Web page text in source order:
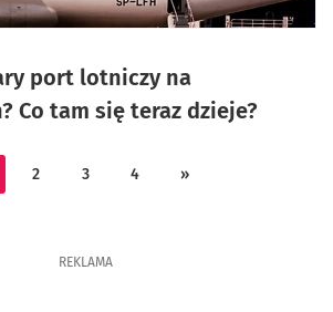
port lotniczy na
Co tam się teraz dzieje?
2 3 4 »
REKLAMA